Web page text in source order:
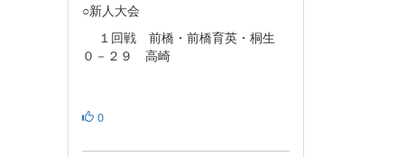
○新人大会
１回戦 前橋・前橋育英・桐生
０－２９ 高崎
0